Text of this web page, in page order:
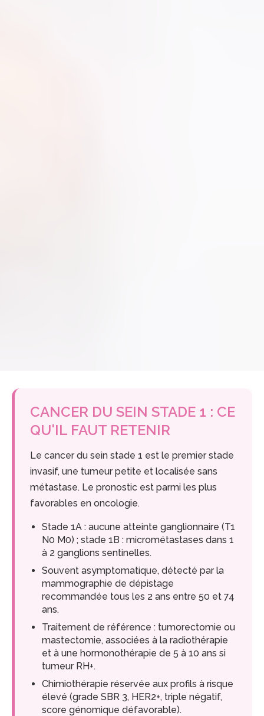
CANCER DU SEIN STADE 1 : CE
QU'IL FAUT RETENIR
Le cancer du sein stade 1 est le premier stade
invasif, une tumeur petite et localisée sans
métastase. Le pronostic est parmi les plus
favorables en oncologie.
Stade 1A : aucune atteinte ganglionnaire (T1
N0 M0) ; stade 1B : micrométastases dans 1
à 2 ganglions sentinelles.
Souvent asymptomatique, détecté par la
mammographie de dépistage
recommandée tous les 2 ans entre 50 et 74
ans.
Traitement de référence : tumorectomie ou
mastectomie, associées à la radiothérapie
et à une hormonothérapie de 5 à 10 ans si
tumeur RH+.
Chimiothérapie réservée aux profils à risque
élevé (grade SBR 3, HER2+, triple négatif,
score génomique défavorable).